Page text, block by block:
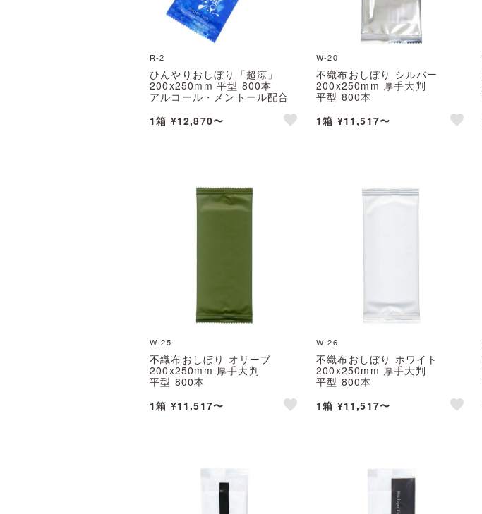
R-2
ひんやりおしぼり「超涼」
200x250mm 平型 800本
アルコール・メントール配合
1箱 ¥12,870〜
W-20
不織布おしぼり シルバー
200x250mm 厚手大判
平型 800本
1箱 ¥11,517〜
W-25
不織布おしぼり オリーブ
200x250mm 厚手大判
平型 800本
1箱 ¥11,517〜
W-26
不織布おしぼり ホワイト
200x250mm 厚手大判
平型 800本
1箱 ¥11,517〜